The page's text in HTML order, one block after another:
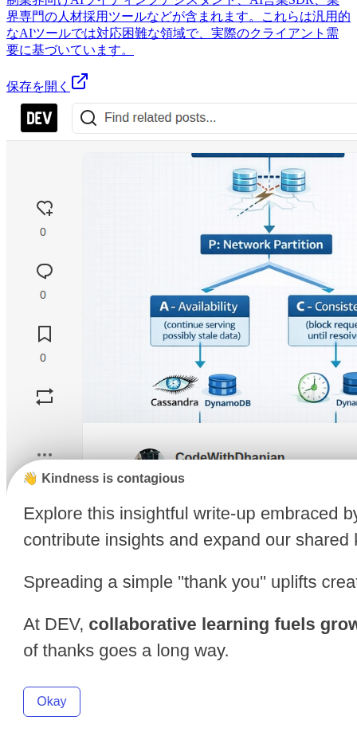
界専門の人材採用ツールなどが含まれます。これらは汎用的
なAIツールでは対応困難な領域で、実際のクライアント需
要に基づいています。
保存を開く